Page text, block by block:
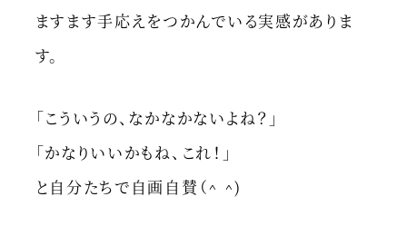
ますます手応えをつかんでいる実感がありま
す。
「こういうの、なかなかないよね？」
「かなりいいかもね、これ！」
と自分たちで自画自賛（^ ^)